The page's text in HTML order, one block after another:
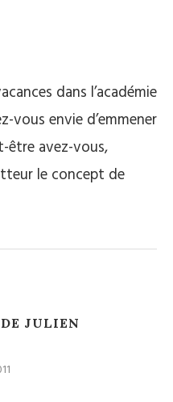
dans l’académie
vous envie d’emmener
être avez-vous,
le concept de
JULIEN